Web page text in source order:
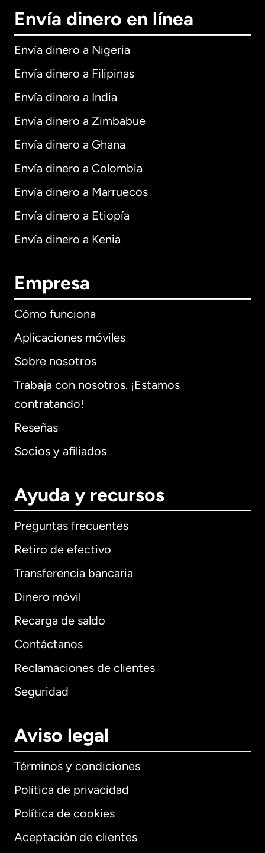
Envía dinero en línea
Envía dinero a Nigeria
Envía dinero a Filipinas
Envía dinero a India
Envía dinero a Zimbabue
Envía dinero a Ghana
Envía dinero a Colombia
Envía dinero a Marruecos
Envía dinero a Etiopía
Envía dinero a Kenia
Empresa
Cómo funciona
Aplicaciones móviles
Sobre nosotros
Trabaja con nosotros. ¡Estamos
contratando!
Reseñas
Socios y afiliados
Ayuda y recursos
Preguntas frecuentes
Retiro de efectivo
Transferencia bancaria
Dinero móvil
Recarga de saldo
Contáctanos
Reclamaciones de clientes
Seguridad
Aviso legal
Términos y condiciones
Política de privacidad
Política de cookies
Aceptación de clientes